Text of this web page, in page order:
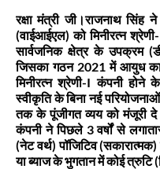
रक्षा मंत्री जी।राजनाथ सिंह
(वाईआईएल) को मिनीरत्न श्रेणी-
सार्वजनिक क्षेत्र के उपक्रम
जिसका गठन 2021 में आयुध
मिनीरत्न श्रेणी-I कंपनी होने
स्वीकृति के बिना नई
तक के पूंजीगत व्यय को मंजूरी
कंपनी ने पिछले 3 वर्षों से
(नेट वर्थ) पॉजिटिव
या ब्याज के भुगतान में कोई त्रुटि